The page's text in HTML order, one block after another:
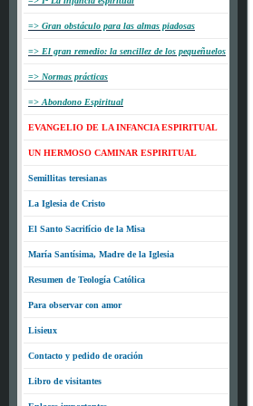
=> Gran obstáculo para las almas piadosas
=> El gran remedio: la sencillez de los pequeñuelos
=> Normas prácticas
=> Abondono Espiritual
EVANGELIO DE LA INFANCIA ESPIRITUAL
UN HERMOSO CAMINAR ESPIRITUAL
Semillitas teresianas
La Iglesia de Cristo
El Santo Sacrifício de la Misa
María Santísima, Madre de la Iglesia
Resumen de Teología Católica
Para observar con amor
Lisieux
Contacto y pedido de oración
Libro de visitantes